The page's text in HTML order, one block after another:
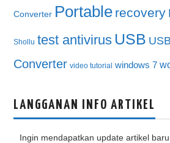
Converter Portable recovery
Shollu test antivirus USB
Converter video tutorial windows 7
LANGGANAN INFO ARTIKEL
Ingin mendapatkan update artikel